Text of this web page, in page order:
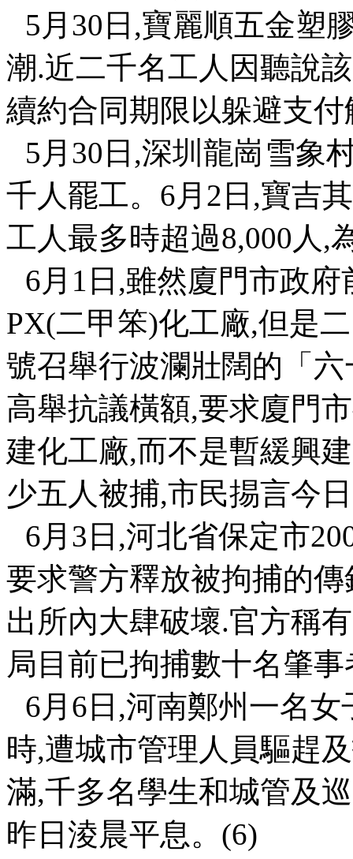
5 月 30 日 ,寶麗順五金塑
潮.近二千名工人因聽說
續約合同期限以躲避支
5 月 30 日 ,深圳龍崗雪象
千人罷工。 6月 2 日 ,寶吉
工人最多時超過8,000 人 ,
6月 1 日 ,雖然廈門市政府
PX(二甲笨)化工廠,但是
號召舉行波瀾壯闊的「
高舉抗議橫額,要求廈門
建化工廠,而不是暫緩興建
少五人被捕,市民掦言今
6月 3 日 ,河北省保定市
要求警方釋放被拘捕的傳
出所內大肆破壞.官方稱有
局目前已拘捕數十名肇事
6月 6 日 ,河南鄭州一名女
時,遭城市管理人員驅趕
滿,千多名學生和城管及
昨日淩晨平息。 (6)